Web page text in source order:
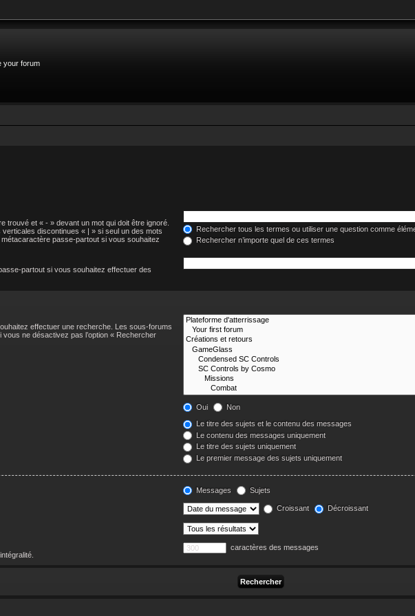
your forum
trouvé et « - » devant un mot qui doit être ignoré.
discontinues « | » si seul un des mots
passe-partout si vous souhaitez
Rechercher tous les termes ou utiliser une question comme
Rechercher n’importe quel de ces termes
partout si vous souhaitez effectuer des
effectuer une recherche. Les sous-forums
ne désactivez pas l’option « Rechercher
Oui Non
Le titre des sujets et le contenu des messages
Le contenu des messages uniquement
Le titre des sujets uniquement
Le premier message des sujets uniquement
Messages Sujets
Croissant Décroissant
caractères des messages